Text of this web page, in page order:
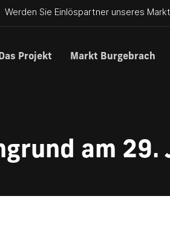
Werden Sie Einlöspartner unseres
Das Projekt Markt Burgebrach
am 29.